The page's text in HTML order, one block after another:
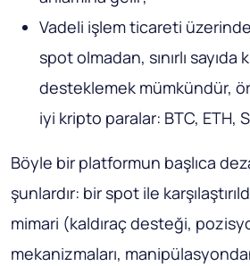
Vadeli işlem ticareti
spot olmadan, sınırlı sayıda
desteklemek mümkündür,
iyi kripto paralar: BTC, ETH,
Böyle bir platformun başlıca
şunlardır: bir spot ile
mimari (kaldıraç desteği,
mekanizmaları,